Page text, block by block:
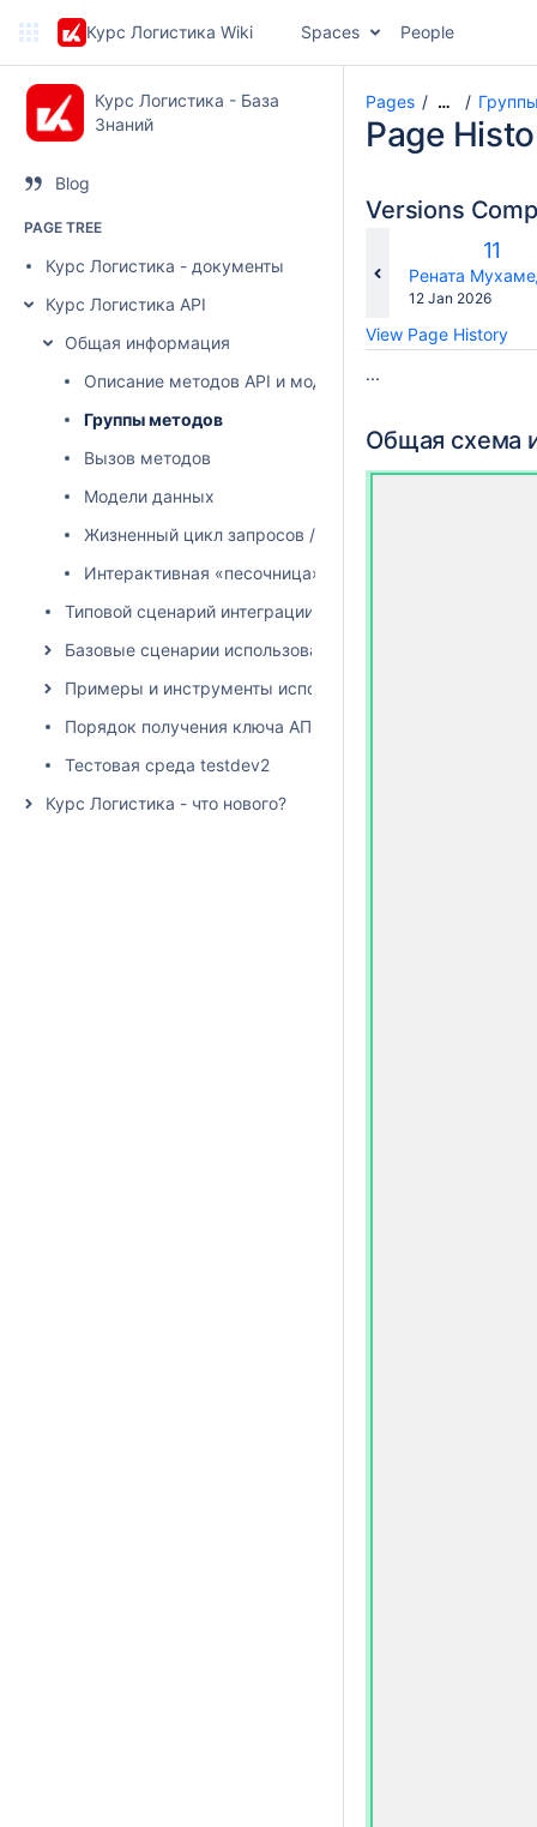
Курс Логистика Wiki Spaces People
Курс Логистика - База
Знаний
Blog
PAGE TREE
Курс Логистика - документы
Курс Логистика API
Общая информация
Описание методов API и моделей данных
Группы методов
Вызов методов
Модели данных
Жизненный цикл запросов / заявок, статусы,
Интерактивная «песочница» с тестовыми данными
Типовой сценарий интеграции
Базовые сценарии использования
Примеры и инструменты использования API
Порядок получения ключа АПИ
Тестовая среда testdev2
Курс Логистика - что нового?
Pages …
Page
Versions
Old
11
Рената
Saved
12 Jan 2026
View Page History
...
Общая схема